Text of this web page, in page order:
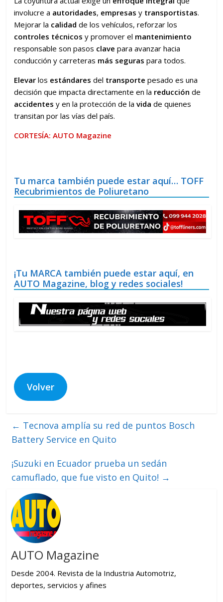
involucre a autoridades, empresas y transportistas.
Mejorar la calidad de los vehículos, reforzar los
controles técnicos y promover el mantenimiento
responsable son pasos clave para avanzar hacia
conducción y carreteras más seguras para todos.
Elevar los estándares del transporte pesado es una
decisión que impacta directamente en la reducción de
accidentes y en la protección de lavida de quienes
transitan por las vías del país.
CORTESÍA: AUTO Magazine
Tu marca también puede estar aquí… TOFF
Recubrimientos de Poliuretano
¡Tu MARCA también puede estar aquí, en
AUTO Magazine, blog y redes sociales!
Volver
← Tecnova amplía su red de puntos Bosch
Battery Service en Quito
¡Suzuki en Ecuador prueba un sedán
camuflado, que fue visto en Quito! →
AUTO Magazine
Desde 2004. Revista de la Industria Automotriz,
deportes, servicios y afines